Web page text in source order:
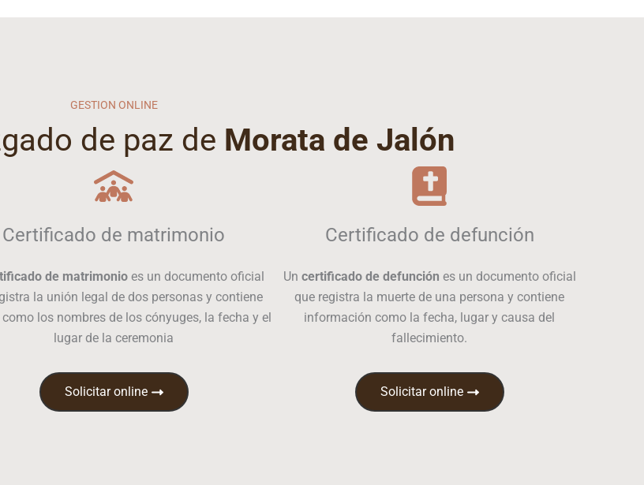
GESTION ONLINE
de paz de Morata de Jalón
Certificado de matrimonio
de matrimonio es un documento oficial
la unión legal de dos personas y contiene
los nombres de los cónyuges, la fecha y el
lugar de la ceremonia
Solicitar online
Certificado de defunción
Un certificado de defunción es un documento oficial
que registra la muerte de una persona y contiene
información como la fecha, lugar y causa del
fallecimiento.
Solicitar online